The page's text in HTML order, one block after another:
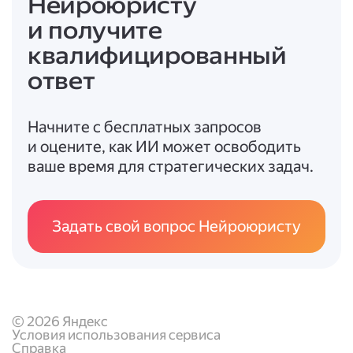
и получите
квалифицированный
ответ
Начните с бесплатных запросов
и оцените, как ИИ может освободить
ваше время для стратегических задач.
Задать свой вопрос Нейроюристу
© 2026 Яндекс
Условия использования сервиса
Справка